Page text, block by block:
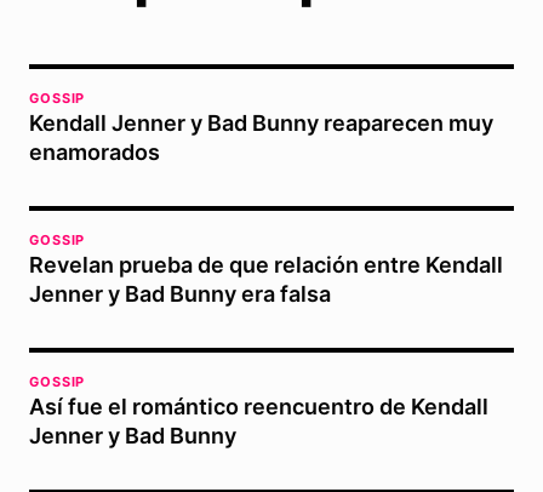
GOSSIP
Kendall Jenner y Bad Bunny reaparecen muy
enamorados
GOSSIP
Revelan prueba de que relación entre Kendall
Jenner y Bad Bunny era falsa
GOSSIP
Así fue el romántico reencuentro de Kendall
Jenner y Bad Bunny